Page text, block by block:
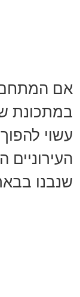
אם המתחם
במתכונת
עשוי
העירוניים
שנבנו